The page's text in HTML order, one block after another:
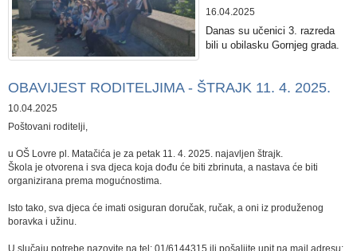
16.04.2025
Danas su učenici 3. razreda
bili u obilasku Gornjeg grada.
OBAVIJEST RODITELJIMA - ŠTRAJK 11. 4. 2025.
10.04.2025
Poštovani roditelji,
u OŠ Lovre pl. Matačića je za petak 11. 4. 2025. najavljen štrajk.
Škola je otvorena i sva djeca koja dođu će biti zbrinuta, a nastava će biti
organizirana prema mogućnostima.
Isto tako, sva djeca će imati osiguran doručak, ručak, a oni iz produženog
boravka i užinu.
U slučaju potrebe nazovite na tel: 01/6144315 ili pošaljite upit na mail adresu: